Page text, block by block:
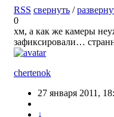
RSS свернуть /
0
хм, а как же камеры
зафиксировали…
chertenok
27 января 2011,
↓